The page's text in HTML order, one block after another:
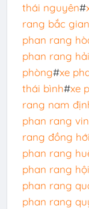
thái nguyên#
rang bắc
phan rang
phan rang
phòng#xe
thái bình#xe
rang nam
phan rang
rang đồng hới
phan rang
phan rang
phan rang
phan rang